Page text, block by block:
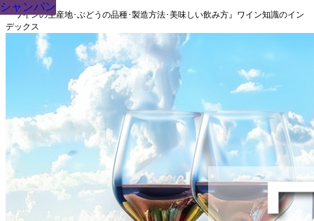
『ワインの生産地･ぶどうの品種･製造方法･美味しい飲み方』ワイン知識のイン
デックス
シャンパン
シャンパン
シャンパン
シャンパン
シャンパン
シャンパン
シャンパン
シャンパン
シャンパン